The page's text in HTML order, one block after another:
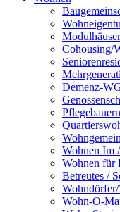
Cohousing/
Demenz-
Wohnen Im
Wohnen für
Betreutes /
Wohn-O-